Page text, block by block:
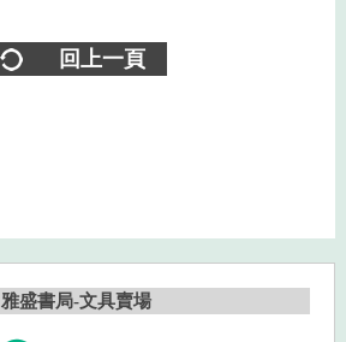
回上一頁
雅盛書局-文具賣場